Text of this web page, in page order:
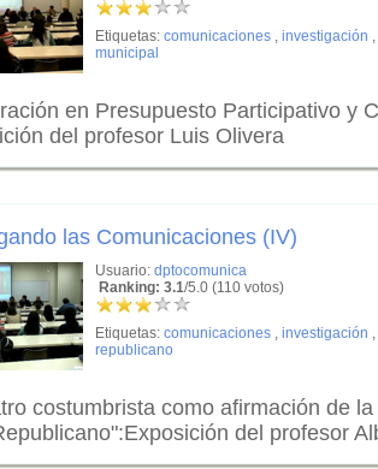
Etiquetas: comunicaciones , investigación ,
municipal
en Presupuesto Participativo y
del profesor Luis Olivera
las Comunicaciones (IV)
Usuario: dptocomunica
Ranking: 3.1/5.0 (110 votos)
Etiquetas: comunicaciones , investigación ,
republicano
costumbrista como afirmación de
del profesor